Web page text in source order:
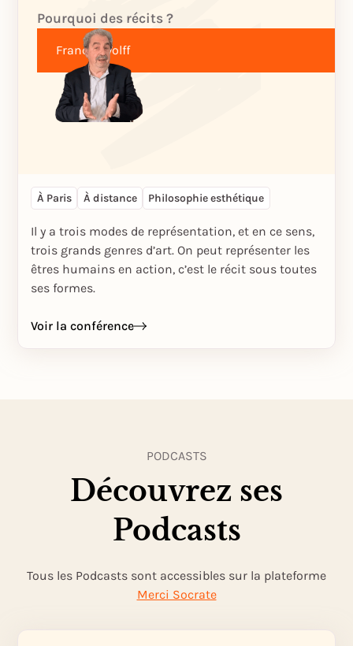
Pourquoi des récits ?
Francis Wolff
À Paris À distance Philosophie esthétique
Il y a trois modes de représentation, et en ce sens,
trois grands genres d’art. On peut représenter les
êtres humains en action, c’est le récit sous toutes
ses formes.
Voir la conférence
PODCASTS
Découvrez ses
Podcasts
Tous les Podcasts sont accessibles sur la plateforme
Merci Socrate